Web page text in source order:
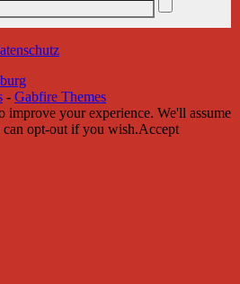
- Gabfire Themes
improve your experience. We'll assume
opt-out if you wish.Accept